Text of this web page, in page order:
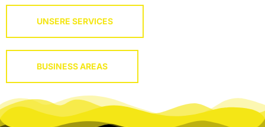
UNSERE SERVICES
BUSINESS AREAS